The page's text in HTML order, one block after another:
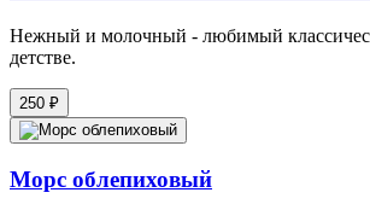
Нежный и молочный - любимый
детстве.
250 ₽
Морс облепиховый